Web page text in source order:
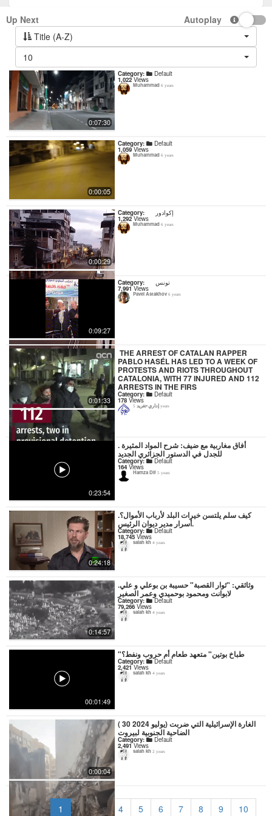
Up Next
Autoplay
Title (A-Z)
10
0:07:30
Category: Default
1,022Views
Muhammad 6 years
0:00:05
Category: Default
1,059Views
Muhammad 6 years
0:00:29
Category: إكوادور
1,292Views
Muhammad 6 years
0:09:27
Category: تونس
7,991Views
Pavel Astakhov 6 years
0:01:33
️ THE ARREST OF CATALAN RAPPER
PABLO HASÉL HAS LED TO A WEEK OF
PROTESTS AND RIOTS THROUGHOUT
CATALONIA, WITH 77 INJURED AND 112
ARRESTS IN THE FIRS
Category: Default
178 Views
إداري-تغريد 5 years
0:23:54
. أفاق مغاربية مع ضيف: شرح المواد المثيرة
للجدل في الدستور الجزائري الجديد
Category: Default
164 Views
Hamza Dif 5 years
0:24:18
.كيف سلم يلتسن خيرات البلد لأرباب الأموال؟
أسرار مدير ديوان الرئيس.
Category: Default
18,745 Views
salah kh 4 years
0:14:57
.وثائقي: "ثوار القصبة" حسيبة بن بوعلي و علي
لابوانت ومحمود بوحميدي وعمر الصغير
Category: Default
79,266 Views
salah kh 4 years
00:01:49
"طباخ بوتين" متعهد طعام أم حروب ونفط؟
Category: Default
2,421Views
salah kh 4 years
0:00:04
( 30 يوليو 2024) الغارة الإسرائيلية التي ضربت
الضاحية الجنوبية لبيروت
Category: Default
2,491Views
salah kh 2 years
« 1 2 3 4 5 6 7 8 9 10